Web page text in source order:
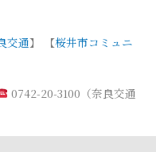
交通】 【桜井市コミュニ
0742-20-3100（奈良交通